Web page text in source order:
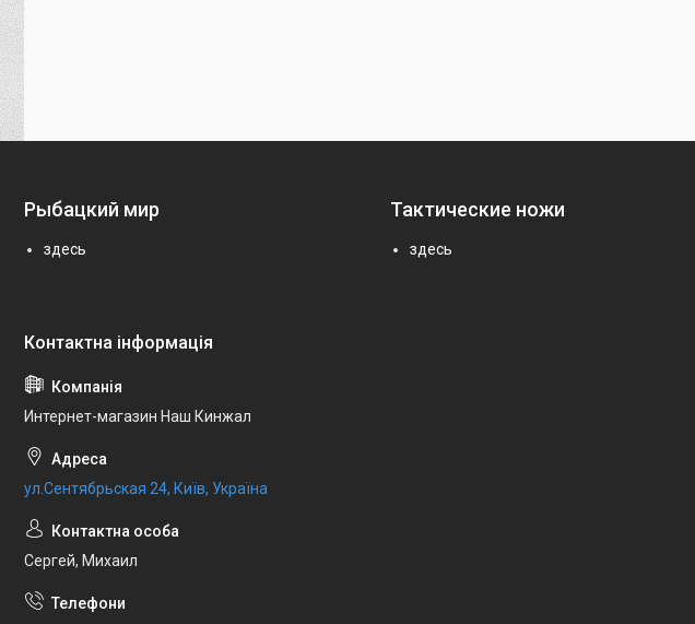
Рыбацкий мир
здесь
Тактические ножи
здесь
Интернет-магазин Наш Кинжал
ул.Сентябрьская 24, Київ, Україна
Сергей, Михаил